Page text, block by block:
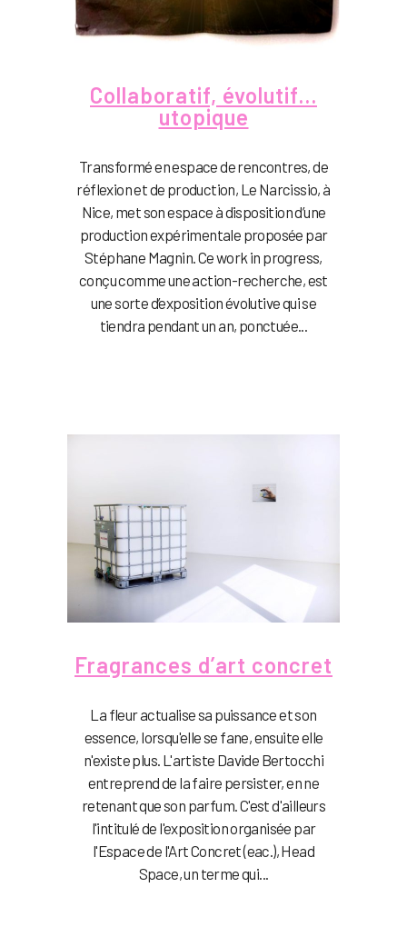
Collaboratif, évolutif…
utopique
Transformé en espace de rencontres, de
réflexion et de production, Le Narcissio, à
Nice, met son espace à disposition d’une
production expérimentale proposée par
Stéphane Magnin. Ce work in progress,
conçu comme une action-recherche, est
une sorte d’exposition évolutive qui se
tiendra pendant un an, ponctuée...
Fragrances d’art concret
La fleur actualise sa puissance et son
essence, lorsqu'elle se fane, ensuite elle
n'existe plus. L'artiste Davide Bertocchi
entreprend de la faire persister, en ne
retenant que son parfum. C'est d'ailleurs
l'intitulé de l'exposition organisée par
l'Espace de l'Art Concret (eac.), Head
Space, un terme qui...